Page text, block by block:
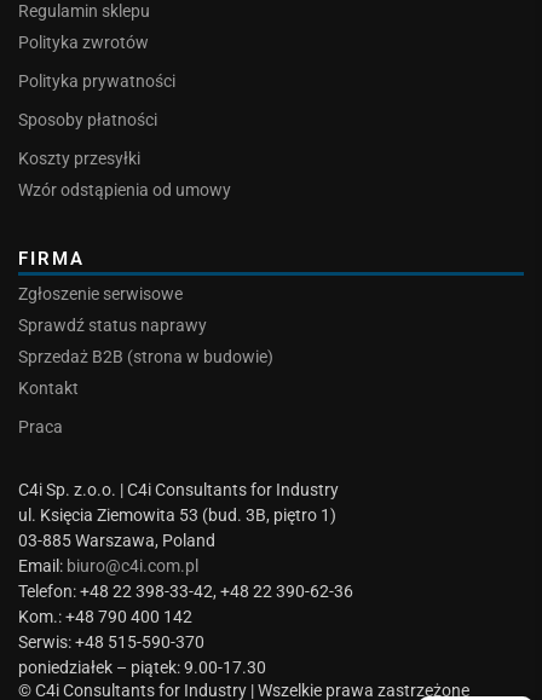
Regulamin sklepu
Polityka zwrotów
Polityka prywatności
Sposoby płatności
Koszty przesyłki
Wzór odstąpienia od umowy
FIRMA
Zgłoszenie serwisowe
Sprawdź status naprawy
Sprzedaż B2B (strona w budowie)
Kontakt
Praca
C4i Sp. z.o.o. | C4i Consultants for Industry
ul. Księcia Ziemowita 53 (bud. 3B, piętro 1)
03-885 Warszawa, Poland
Email: biuro@c4i.com.pl
Telefon: +48 22 398-33-42, +48 22 390-62-36
Kom.: +48 790 400 142
Serwis: +48 515-590-370
poniedziałek – piątek: 9.00-17.30
© C4i Consultants for Industry | Wszelkie prawa zastrzeżone